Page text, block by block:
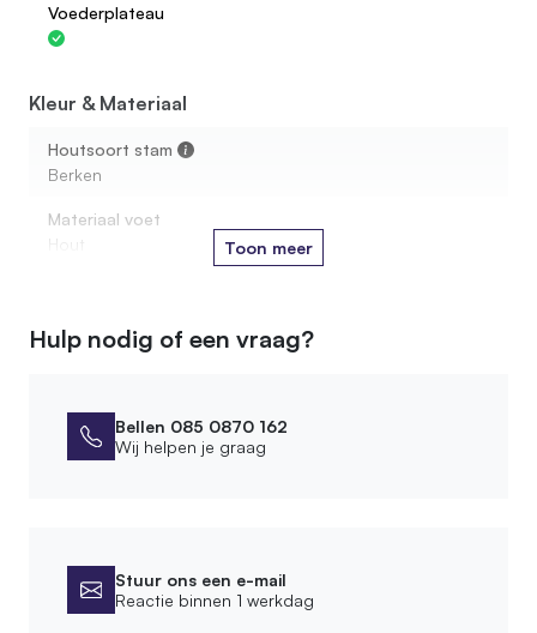
Voederplateau
Kleur & Materiaal
Houtsoort stam
Berken
Materiaal voet
Hout
Diameter stam
Diameter zitje
10 cm
Montage
Toon meer
Hulp nodig of een vraag?
Bellen 085 0870 162
Wij helpen je graag
Stuur ons een e-mail
Reactie binnen 1 werkdag